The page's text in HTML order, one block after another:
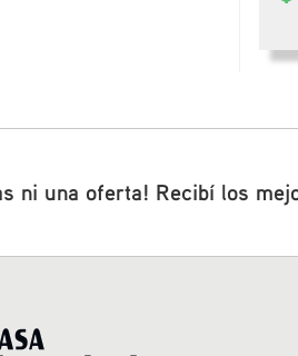
ni una oferta! Recibí los